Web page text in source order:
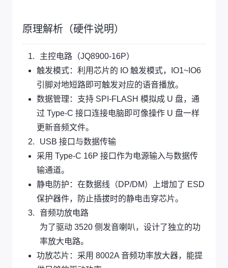
原理解析（硬件说明）
主控电路（JQ8900-16P）
触发模式：利用芯片的 IO 触发模式，IO1~IO6
引脚对地短路即可触发对应的语音播放。
数据管理：支持 SPI-FLASH 模拟成 U 盘，通
过 Type-C 接口连接电脑即可像操作 U 盘一样
更新音频文件。
USB 接口与数据传输
采用 Type-C 16P 接口作为电源输入与数据传
输通道。
静电防护：在数据线（DP/DM）上增加了 ESD
保护器件，防止插拔时的静电击穿芯片。
音频功放电路
为了驱动 3520 侧发音喇叭，设计了独立的功
率放大电路。
功放芯片：采用 8002A 音频功率放大器，能提